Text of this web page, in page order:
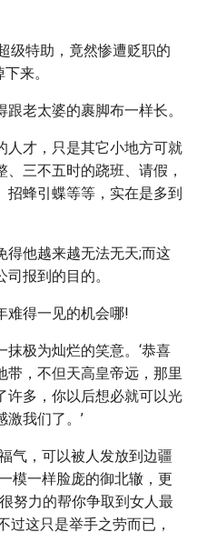
级特助，竟然惨遭贬职的
来。
老太婆的裹脚布一样长。
人才，只是其它小地方可就
三不五时的跷班、请假，
招蜂引蝶等等，实在是多到
得他越来越无法无天;而这
报到的目的。
难得一见的机会哪!
极为灿烂的笑意。‘恭喜
带，不但天高皇帝远，那里
许多，你以后想必就可以光
激我们了。’
气，可以被人发放到边疆
模一样脸庞的御北辙，更
努力的帮你争取到女人最
过这只是举手之劳而已，